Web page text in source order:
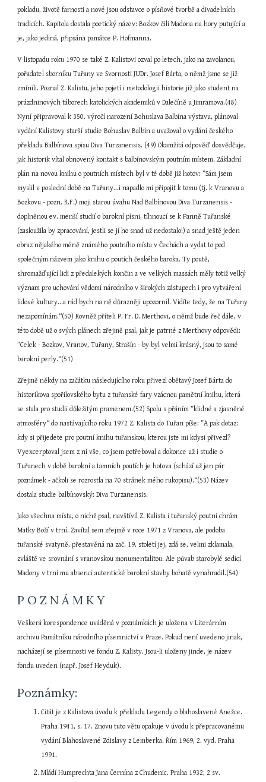
pokladu, životě farnosti a nové jsou odstavce o písňové tvorbě a divadelních
tradicích. Kapitola dostala poetický název: Bozkov čili Madona na hory putující a
je, jako jediná, připsána památce P. Hofmanna.
V listopadu roku 1970 se také Z. Kalistovi ozval po letech, jako na zavolanou,
pořadatel sborníku Tuřany ve Svornosti JUDr. Josef Bárta, o němž jsme se již
zmínili. Poznal Z. Kalistu, jeho pojetí i metodologii historie již jako student na
prázdninových táborech katolických akademiků v Dalečíně u Jimramova.(48)
Nyní připravoval k 350. výročí narození Bohuslava Balbína výstavu, plánoval
vydání Kalistovy starší studie Bohuslav Balbín a uvažoval o vydání českého
překladu Balbínova spisu Diva Turzanensis. (49) Okamžitá odpověď dosvědčuje,
jak historik vítal obnovený kontakt s balbínovským poutním místem. Základní
plán na novou knihu o poutních místech byl v té době již hotov: ”Sám jsem
myslil v poslední době na Tuřany...i napadlo mi připojit k tomu (tj. k Vranovu a
Bozkovu - pozn. R.F.) moji starou úvahu Nad Balbínovou Diva Turzanensis -
doplněnou ev. menší studií o barokní písni, tíhnoucí se k Panně Tuřanské
(zasloužila by zpracování, jestli se jí ho snad už nedostalo!) a snad ještě jeden
obraz nějakého méně známého poutního místa v Čechách a vydat to pod
společným názvem jako knihu o poutích českého baroka. Ty poutě,
shromažďující lidi z předalekých končin a ve velkých massách měly totiž velký
význam pro uchování vědomí národního v širokých zástupech i pro vytváření
lidové kultury...a rád bych na ně důrazněji upozornil. Vidíte tedy, že na Tuřany
nezapomínám.“(50) Rovněž příteli P. Fr. D. Merthovi, o němž bude řeč dále, v
této době už o svých plánech zřejmě psal, jak je patrné z Merthovy odpovědi:
”Celek - Bozkov, Vranov, Tuřany, Strašín - by byl velmi krásný, jsou to samé
barokní perly.“(51)
Zřejmě někdy na začátku následujícího roku přivezl obětavý Josef Bárta do
historikova spořilovského bytu z tuřanské fary vzácnou pamětní knihu, která
se stala pro studii důležitým pramenem.(52) Spolu s přáním ”klidné a zjasněné
atmosféry“ do nastávajícího roku 1972 Z. Kalista do Tuřan píše: ”A pak dotaz:
kdy si přijedete pro poutní knihu tuřanskou, kterou jste mi kdysi přivezl?
Vyexcerptoval jsem z ní vše, co jsem potřeboval a dokonce už i studie o
Tuřanech v době barokní a tamních poutích je hotova (schází už jen pár
poznámek - ačkoli se rozrostla na 70 stránek mého rukopisu).“(53) Název
dostala studie balbínovský: Diva Turzanensis.
Jako všechna místa, o nichž psal, navštívil Z. Kalista i tuřanský poutní chrám
Matky Boží v trní. Zavítal sem zřejmě v roce 1971 z Vranova, ale podoba
tuřanské svatyně, přestavěná na zač. 19. století jej, zdá se, velmi zklamala,
zvláště ve srovnání s vranovskou monumentalitou. Ale půvab starobylé sedící
Madony v trní mu absenci autentické barokní stavby bohatě vynahradil.(54)
P O Z N Á M K Y
Veškerá korespondence uváděná v poznámkách je uložena v Literárním
archivu Památníku národního písemnictví v Praze. Pokud není uvedeno jinak,
nacházejí se písemnosti ve fondu Z. Kalisty. Jsou-li uloženy jinde, je název
fondu uveden (např. Josef Heyduk).
Poznámky:
Citát je z Kalistova úvodu k překladu Legendy o blahoslavené Anežce.
Praha 1941, s. 17. Znovu tuto větu opakuje v úvodu k přepracovanému
vydání Blahoslavené Zdislavy z Lemberka. Řím 1969, 2. vyd. Praha
1991.
Mládí Humprechta Jana Černína z Chudenic. Praha 1932, 2 sv.